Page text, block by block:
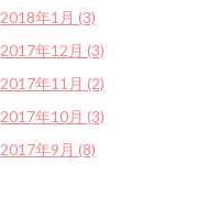
2018年1月 (3)
2017年12月 (3)
2017年11月 (2)
2017年10月 (3)
2017年9月 (8)